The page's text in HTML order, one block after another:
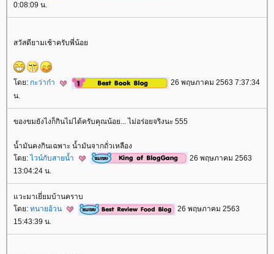
0:08:09 น.
สวัสดียามเช้าครับพี่น้อ
ดย: กะว่าก๋า
26 พฤษภาคม 2563 7:37:34
น.
ของขมยังไงก็กินไม่ได้ครับคุณน้อย... ไม่อร่อยจริงนะ 555
น้ำมันคงกินเฉพาะ น้ำมันจากถั่วเหลือง
ดย:ไวน์กับสายน้ำ
26 พฤษภาคม 2563
13:04:24 น.
วะมาเยี่ยมบ้านคราบ
ดย: ทนายอ้วน
26 พฤษภาคม 2563
15:43:39 น.